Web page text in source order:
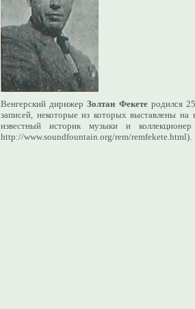
Венгерский дирижерЗолтан Фекетеродился
записей, некоторые из которых выставлены
известный историк музыки и
http://www.soundfountain.org/rem/remfekete.html).